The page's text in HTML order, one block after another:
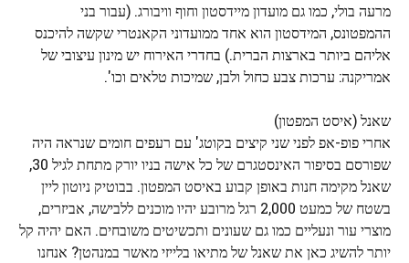
מרעה בולי, כמו גם מועדון מיידסטון וחוף וויבורג. (עבור בני
ההמפטונס, המידסטון הוא אחד ממועדוני הקאנטרי שקשה להיכנס
אליהם ביותר בארצות הברית.) בחדרי האירוח יש מינון עיצובי של
אמריקנה: ערכות צבע כחול ולבן, שמיכות טלאים וכו'.
שאנל (איסט המפטון)
אחרי פופ-אפ לפני שני קיצים בקוטג' עם רעפים חומים שנראה היה
שפורסם בסיפור האינסטגרם של כל אישה בניו יורק מתחת לגיל 30,
שאנל מקימה חנות באופן קבוע באיסט המפטון. בבוטיק ניוטון ליין
בשטח של כמעט 2,000 רגל מרובע יהיו מוכנים ללבישה, אביזרים,
מוצרי עור ונעליים כמו גם שעונים ותכשיטים משובחים. האם יהיה קל
יותר להשיג כאן את שאנל של מתיאו בלייזי מאשר במנהטן? אנחנו